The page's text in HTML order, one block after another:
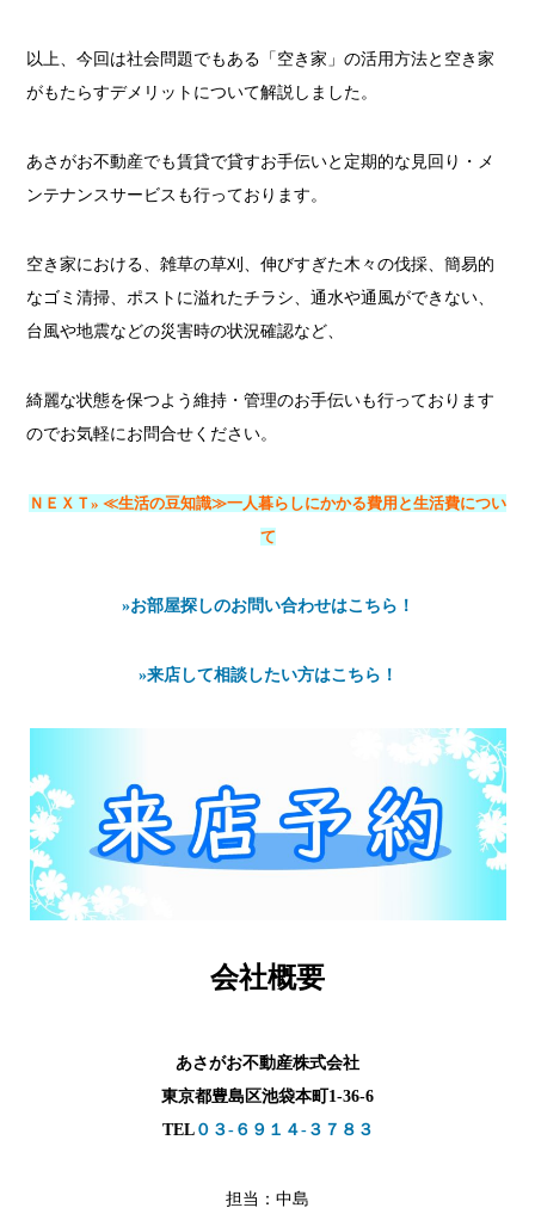
以上、今回は社会問題でもある「空き家」の活用方法と空き家
がもたらすデメリットについて解説しました。
あさがお不動産でも賃貸で貸すお手伝いと定期的な見回り・メ
ンテナンスサービスも行っております。
空き家における、雑草の草刈、伸びすぎた木々の伐採、簡易的
なゴミ清掃、ポストに溢れたチラシ、通水や通風ができない、
台風や地震などの災害時の状況確認など、
綺麗な状態を保つよう維持・管理のお手伝いも行っております
のでお気軽にお問合せください。
ＮＥＸＴ» ≪生活の豆知識≫一人暮らしにかかる費用と生活費につい
て
»お部屋探しのお問い合わせはこちら！
»来店して相談したい方はこちら！
会社概要
あさがお不動産株式会社
東京都豊島区池袋本町1-36-6
TEL０３-６９１４-３７８３
担当：中島